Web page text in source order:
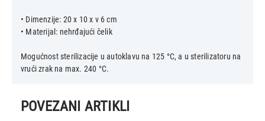
• Dimenzije: 20 x 10 x v 6 cm
• Materijal: nehrđajući čelik
Mogućnost sterilizacije u autoklavu na 125 °C, a u sterilizatoru na
POVEZANI ARTIKLI